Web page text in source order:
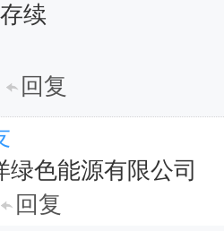
存续
回复
绿色能源有限公司
回复